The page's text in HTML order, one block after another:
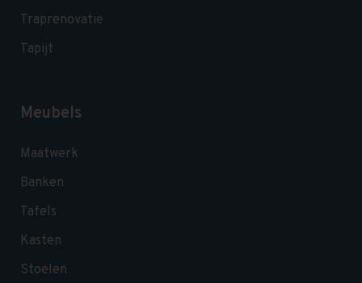
Traprenovatie
Tapijt
Meubels
Maatwerk
Banken
Tafels
Kasten
Stoelen